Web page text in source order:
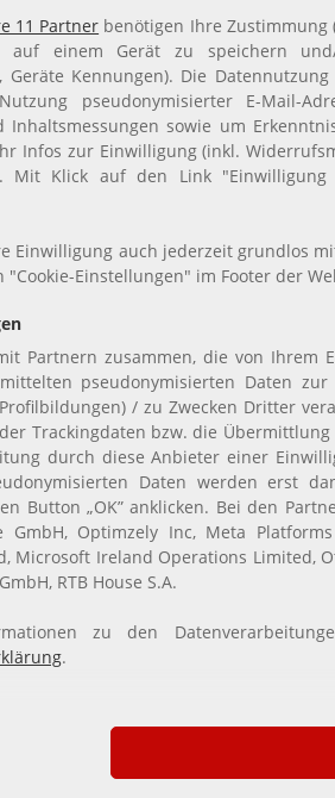
11 Partner benötigen Ihre Zustimmung
auf einem Gerät zu speichern
Geräte Kennungen). Die
pseudonymisierter E-Mail-
Inhaltsmessungen sowie um
Infos zur Einwilligung (inkl.
Mit Klick auf den Link "Einwilligung
Einwilligung auch jederzeit grundlos
"Cookie-Einstellungen" im Footer der
Partnern zusammen, die von Ihrem
pseudonymisierten Daten
Profilbildungen) / zu Zwecken Dritter
Trackingdaten bzw. die
durch diese Anbieter einer
Daten werden erst
Button „OK” anklicken. Bei den
GmbH, Optimzely Inc, Meta
Microsoft Ireland Operations Limited,
RTB House S.A.
zu den
.